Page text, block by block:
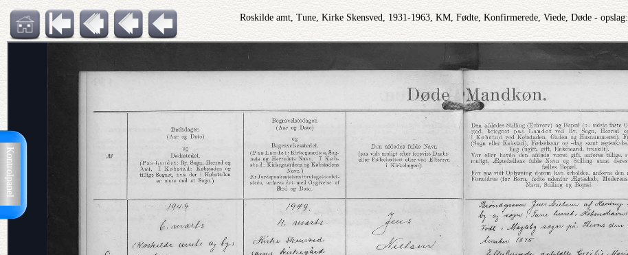
Kontrolpanel
Roskilde amt, Tune, Kirke Skensved, 1931-1963, KM, Fødte, Konfirmerede, Viede, Døde - opslag: